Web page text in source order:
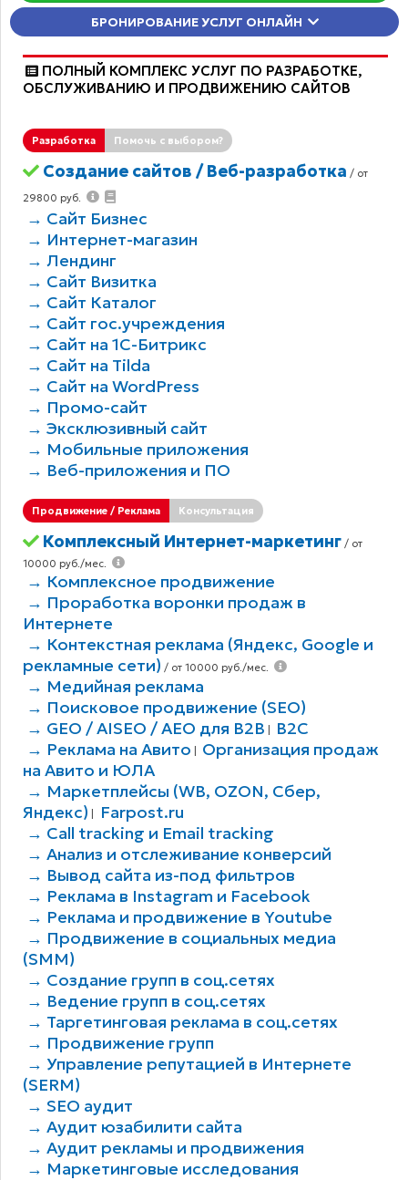
БРОНИРОВАНИЕ УСЛУГ ОНЛАЙН
ПОЛНЫЙ КОМПЛЕКС УСЛУГ ПО РАЗРАБОТКЕ,
ОБCЛУЖИВАНИЮ И ПРОДВИЖЕНИЮ САЙТОВ
Разработка Помочь с выбором?
Создание сайтов / Веб-разработка / от
29800 руб.
→ Сайт Бизнес
→ Интернет-магазин
→ Лендинг
→ Сайт Визитка
→ Сайт Каталог
→ Сайт гос.учреждения
→ Сайт на 1С-Битрикс
→ Сайт на Tilda
→ Сайт на WordPress
→ Промо-сайт
→ Эксклюзивный сайт
→ Мобильные приложения
→ Веб-приложения и ПО
Продвижение / Реклама Консультация
Комплексный Интернет-маркетинг/ от
10000 руб./мес.
→ Комплексное продвижение
→ Проработка воронки продаж в
Интернете
→ Контекстная реклама (Яндекс, Google и
рекламные сети) / от 10000 руб./мес.
→ Медийная реклама
→ Поисковое продвижение (SEO)
→ GEO / AISEO / AEO для B2В
B2C
→ Реклама на Авито
Организация продаж
на Авито и ЮЛА
→ Маркетплейсы (WB, OZON, Сбер,
Яндекс)
Farpost.ru
→ Call tracking и Email tracking
→ Анализ и отслеживание конверсий
→ Вывод сайта из-под фильтров
→ Реклама в Instagram и Facebook
→ Реклама и продвижение в Youtube
→ Продвижение в социальных медиа
(SMM)
→ Создание групп в соц.сетях
→ Ведение групп в соц.сетях
→ Таргетинговая реклама в соц.сетях
→ Продвижение групп
→ Управление репутацией в Интернете
(SERM)
→ SEO аудит
→ Аудит юзабилити сайта
→ Аудит рекламы и продвижения
→ Маркетинговые исследования